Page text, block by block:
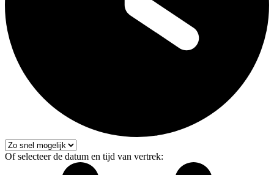
Of selecteer de datum en tijd van vertrek: